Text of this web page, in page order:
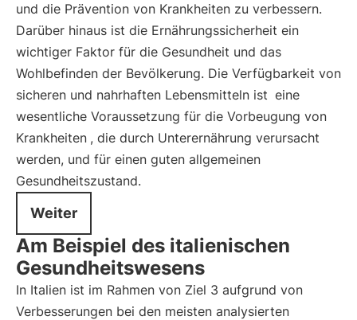
und die Prävention von Krankheiten zu verbessern.
Darüber hinaus ist die Ernährungssicherheit ein
wichtiger Faktor für die Gesundheit und das
Wohlbefinden der Bevölkerung. Die Verfügbarkeit von
sicheren und nahrhaften Lebensmitteln ist eine
wesentliche Voraussetzung für die Vorbeugung von
Krankheiten , die durch Unterernährung verursacht
werden, und für einen guten allgemeinen
Gesundheitszustand.
Weiter
Am Beispiel des italienischen
Gesundheitswesens
In Italien ist im Rahmen von Ziel 3 aufgrund von
Verbesserungen bei den meisten analysierten